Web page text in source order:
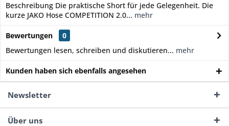
Beschreibung Die praktische Short für jede Gelegenheit. Die
kurze JAKO Hose COMPETITION 2.0... mehr
Bewertungen
0
Bewertungen lesen, schreiben und diskutieren... mehr
Kunden haben sich ebenfalls angesehen
Newsletter
Über uns